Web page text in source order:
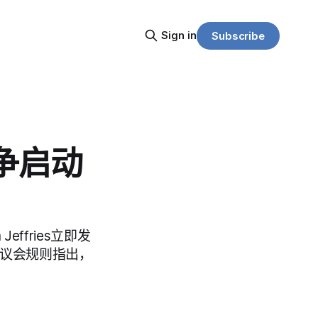
Sign in Subscribe
启动
Jeffries立即发
会规则指出，